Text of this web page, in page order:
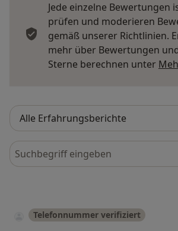
Jede einzelne Bewertungen
prüfen und moderieren
gemäß unserer Richtlinien.
mehr über Bewertungen
Sterne berechnen unter
Bewertungen durchsuchen
Telefonnummer verifiziert